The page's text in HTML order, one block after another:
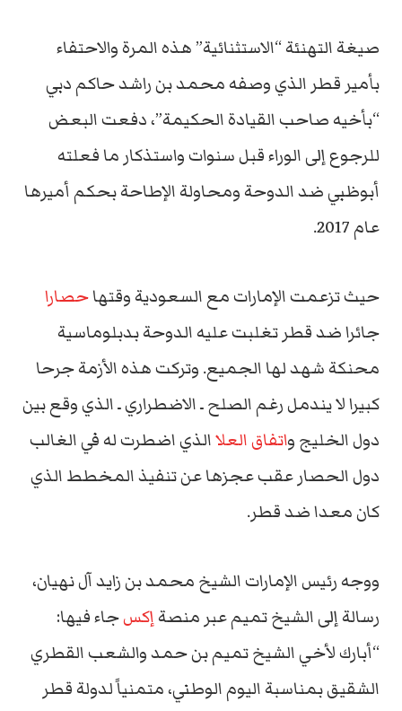
صيغة التهنئة “الاستثنائية” هذه المرة والاحتفاء
بأمير قطر الذي وصفه محمد بن راشد حاكم دبي
“بأخيه صاحب القيادة الحكيمة”، دفعت البعض
للرجوع إلى الوراء قبل سنوات واستذكار ما فعلته
أبوظبي ضد الدوحة ومحاولة الإطاحة بحكم أميرها
عام 2017.
حيث تزعمت الإمارات مع السعودية وقتهاحصارا
جائرا ضد قطر تغلبت عليه الدوحة بدبلوماسية
محنكة شهد لها الجميع. وتركت هذه الأزمة جرحا
كبيرا لا يندمل رغم الصلح ـ الاضطراري ـ الذي وقع بين
دول الخليج واتفاق العلاالذي اضطرت له في الغالب
دول الحصار عقب عجزها عن تنفيذ المخطط الذي
كان معدا ضد قطر.
ووجه رئيس الإمارات الشيخ محمد بن زايد آل نهيان،
رسالة إلى الشيخ تميم عبر منصةإكسجاء فيها:
“أبارك لأخي الشيخ تميم بن حمد والشعب القطري
الشقيق بمناسبة اليوم الوطني، متمنياً لدولة قطر